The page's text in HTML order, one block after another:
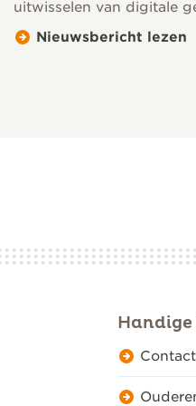
uitwisselen van digitale
Nieuwsbericht lezen
Contact